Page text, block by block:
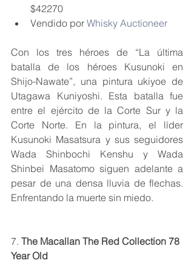
$42270
Vendido por Whisky Auctioneer
Con los tres héroes de “La última
batalla de los héroes Kusunoki en
Shijo-Nawate”, una pintura ukiyoe de
Utagawa Kuniyoshi. Esta batalla fue
entre el ejército de la Corte Sur y la
Corte Norte. En la pintura, el líder
Kusunoki Masatsura y sus seguidores
Wada Shinbochi Kenshu y Wada
Shinbei Masatomo siguen adelante a
pesar de una densa lluvia de flechas.
Enfrentando la muerte sin miedo.
7. The Macallan The Red Collection 78
Year Old